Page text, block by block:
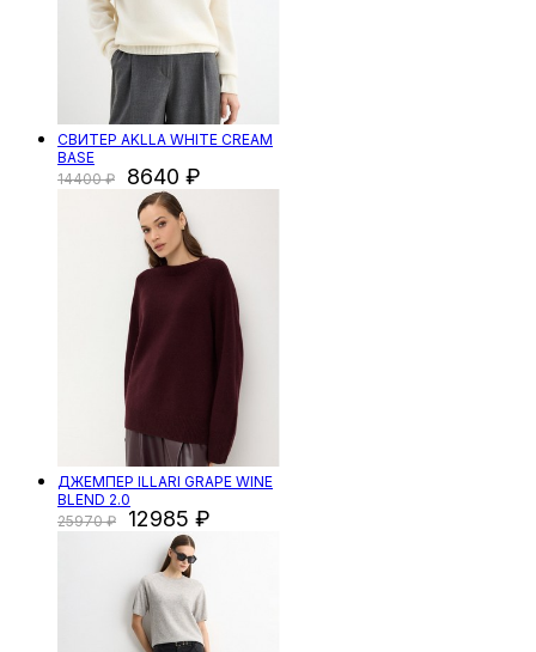
СВИТЕР AKLLA WHITE CREAM
BASE
14400
8640
ДЖЕМПЕР ILLARI GRAPE WINE
BLEND 2.0
25970
12985